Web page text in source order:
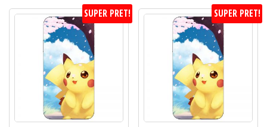
SUPER PRET! SUPER PRET!